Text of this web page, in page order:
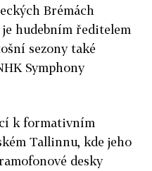
Brémách
hudebním ředitelem
sezony také
Symphony
k formativním
Tallinnu, kde jeho
desky